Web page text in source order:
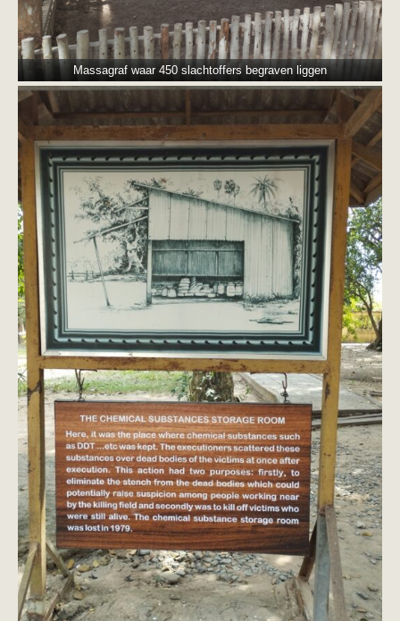
Massagraf waar 450 slachtoffers begraven liggen